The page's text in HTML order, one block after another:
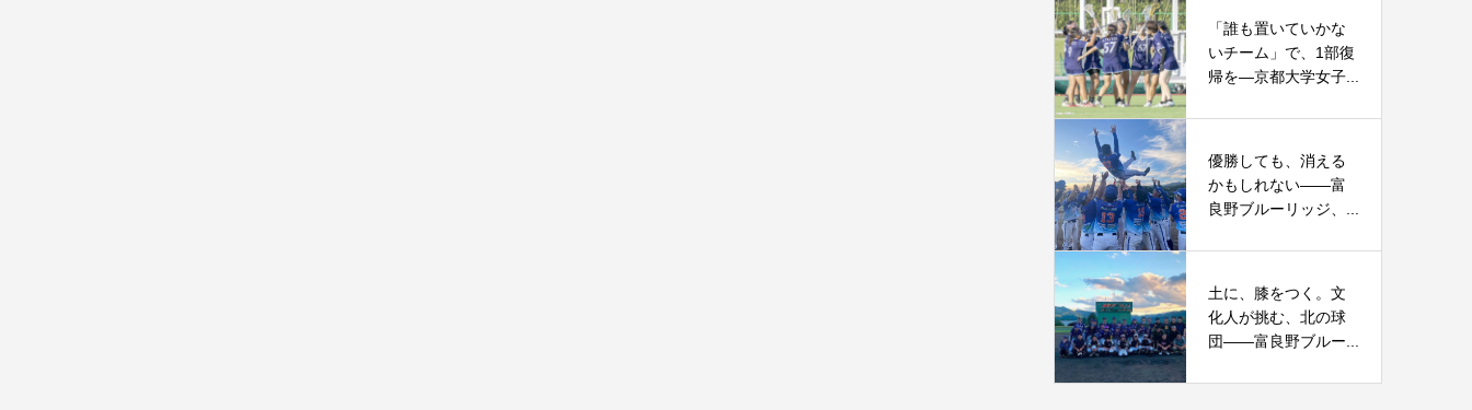
「誰も置いていかな
いチーム」で、1部復
帰を―京都大学女子...
優勝しても、消える
かもしれない――富
良野ブルーリッジ、...
土に、膝をつく。文
化人が挑む、北の球
団――富良野ブルー...